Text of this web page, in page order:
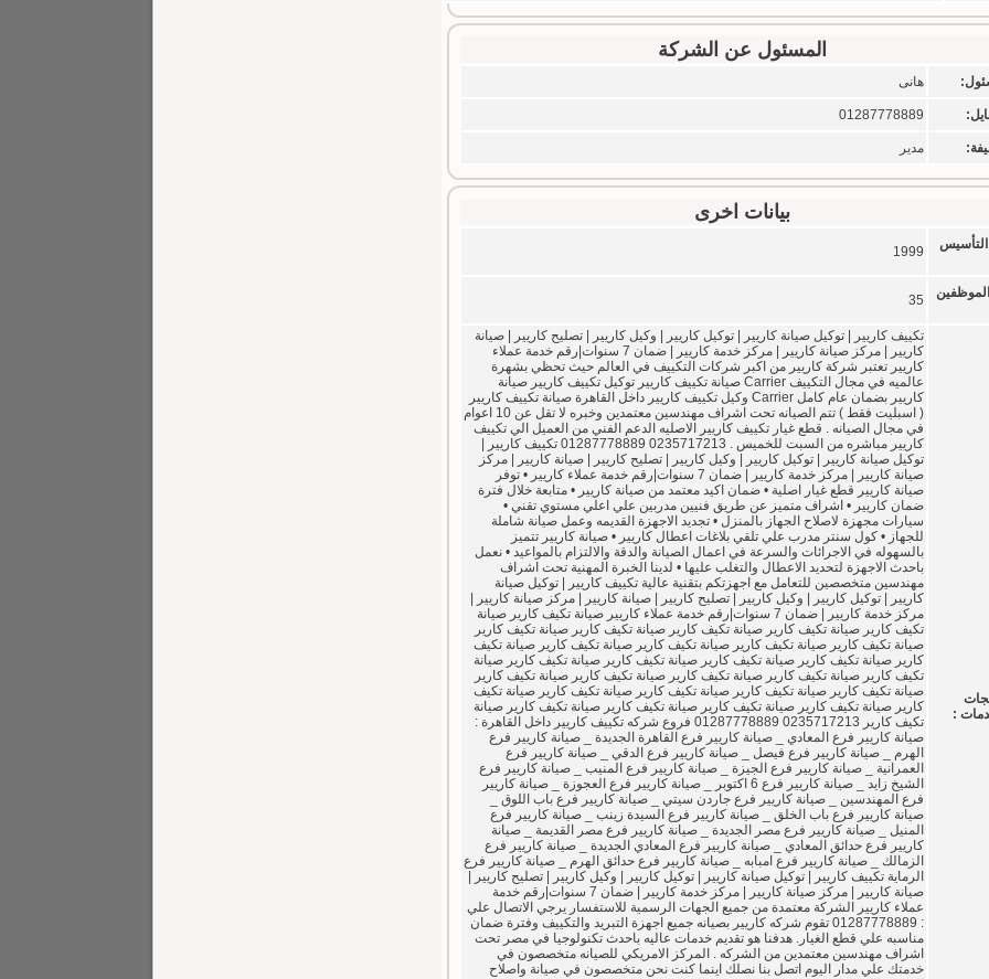
المسئول عن الشركة
هانى
01287778889
مدير
بيانات اخرى
1999
35
:
تكييف كاريير | توكيل صيانة كاريير | توكيل كاريير | وكيل كاريير | تصليح كاريير | صيانة
كاريير | مركز صيانة كاريير | مركز خدمة كاريير | ضمان 7 سنوات|رقم خدمة عملاء
كاريير تعتبر شركة كاريير من اكبر شركات التكييف في العالم حيث تحظي بشهرة
عالميه في مجال التكييف Carrier صيانة تكييف كاريير توكيل تكييف كاريير صيانة
كاريير بضمان عام كامل Carrier وكيل تكييف كاريير داخل القاهرة صيانة تكييف كاريير
( اسبليت فقط ) تتم الصيانه تحت اشراف مهندسين معتمدين وخبره لا تقل عن 10 اعوام
في مجال الصيانه . قطع غيار تكييف كاريير الاصليه الدعم الفني من العميل الي تكييف
كاريير مباشره من السبت للخميس . 0235717213 01287778889 تكييف كاريير |
توكيل صيانة كاريير | توكيل كاريير | وكيل كاريير | تصليح كاريير | صيانة كاريير | مركز
صيانة كاريير | مركز خدمة كاريير | ضمان 7 سنوات|رقم خدمة عملاء كاريير • توفر
صيانة كاريير قطع غيار اصلية • ضمان اكيد معتمد من صيانة كاريير • متابعة خلال فترة
ضمان كاريير • اشراف متميز عن طريق فنيين مدربين علي اعلي مستوي تقني •
سيارات مجهزة لاصلاح الجهاز بالمنزل • تجديد الاجهزة القديمه وعمل صيانة شاملة
للجهاز • كول سنتر مدرب علي تلقي بلاغات اعطال كاريير • صيانة كاريير تتميز
بالسهوله في الاجرائات والسرعة في اعمال الصيانة والدقة والالتزام بالمواعيد • نعمل
باحدث الاجهزة لتحديد الاعطال والتغلب عليها • لدينا الخبرة المهنية تحت اشراف
مهندسين متخصصين للتعامل مع اجهزتكم بتقنية عالية تكييف كاريير | توكيل صيانة
كاريير | توكيل كاريير | وكيل كاريير | تصليح كاريير | صيانة كاريير | مركز صيانة كاريير |
مركز خدمة كاريير | ضمان 7 سنوات|رقم خدمة عملاء كاريير صيانة تكيف كارير صيانة
تكيف كارير صيانة تكيف كارير صيانة تكيف كارير صيانة تكيف كارير صيانة تكيف كارير
صيانة تكيف كارير صيانة تكيف كارير صيانة تكيف كارير صيانة تكيف كارير صيانة تكيف
كارير صيانة تكيف كارير صيانة تكيف كارير صيانة تكيف كارير صيانة تكيف كارير صيانة
تكيف كارير صيانة تكيف كارير صيانة تكيف كارير صيانة تكيف كارير صيانة تكيف كارير
صيانة تكيف كارير صيانة تكيف كارير صيانة تكيف كارير صيانة تكيف كارير صيانة تكيف
كارير صيانة تكيف كارير صيانة تكيف كارير صيانة تكيف كارير صيانة تكيف كارير صيانة
تكيف كارير 0235717213 01287778889 فروع شركه تكييف كاريير داخل القاهرة :
صيانة كاريير فرع المعادي _ صيانة كاريير فرع القاهرة الجديدة _ صيانة كاريير فرع
الهرم _ صيانة كاريير فرع فيصل _ صيانة كاريير فرع الدقي _ صيانة كاريير فرع
العمرانية _ صيانة كاريير فرع الجيزة _ صيانة كاريير فرع المنيب _ صيانة كاريير فرع
الشيخ زايد _ صيانة كاريير فرع 6 اكتوبر _ صيانة كاريير فرع العجوزة _ صيانة كاريير
فرع المهندسين _ صيانة كاريير فرع جاردن سيتي _ صيانة كاريير فرع باب اللوق _
صيانة كاريير فرع باب الخلق _ صيانة كاريير فرع السيدة زينب _ صيانة كاريير فرع
المنيل _ صيانة كاريير فرع مصر الجديدة _ صيانة كاريير فرع مصر القديمة _ صيانة
كاريير فرع حدائق المعادي _ صيانة كاريير فرع المعادي الجديدة _ صيانة كاريير فرع
الزمالك _ صيانة كاريير فرع امبابه _ صيانة كاريير فرع حدائق الهرم _ صيانة كاريير فرع
الرماية تكييف كاريير | توكيل صيانة كاريير | توكيل كاريير | وكيل كاريير | تصليح كاريير |
صيانة كاريير | مركز صيانة كاريير | مركز خدمة كاريير | ضمان 7 سنوات|رقم خدمة
عملاء كاريير الشركة معتمدة من جميع الجهات الرسمية للاستفسار يرجي الاتصال علي
: 01287778889 تقوم شركه كاريير بصيانه جميع اجهزة التبريد والتكييف وفترة ضمان
مناسبه علي قطع الغيار. هدفنا هو تقديم خدمات عاليه باحدث تكنولوجيا في مصر تحت
اشراف مهندسين معتمدين من الشركه . المركز الامريكي للصيانه متخصصون في
خدمتك علي مدار اليوم اتصل بنا نصلك اينما كنت نحن متخصصون في صيانة واصلاح